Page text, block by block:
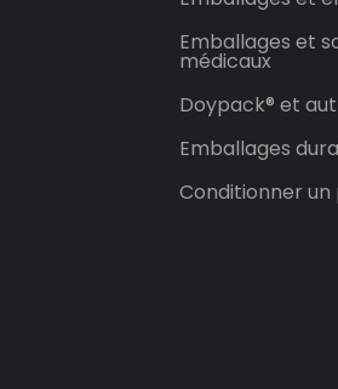
Emballages et
médicaux
Doypack® et
Emballages
Conditionner un